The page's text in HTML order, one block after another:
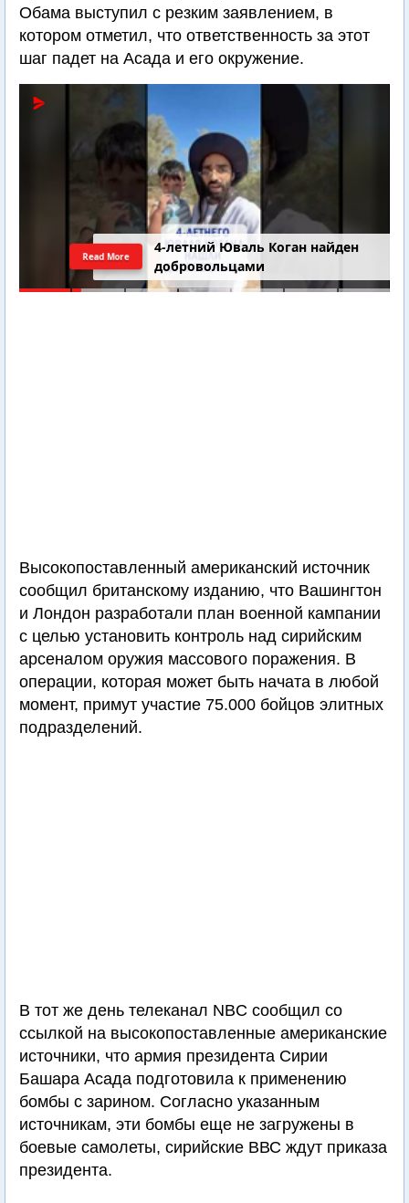
Обама выступил с резким заявлением, в
котором отметил, что ответственность за этот
шаг падет на Асада и его окружение.
4-летний Юваль Коган найден
добровольцами
Read More
Высокопоставленный американский источник
сообщил британскому изданию, что Вашингтон
и Лондон разработали план военной кампании
с целью установить контроль над сирийским
арсеналом оружия массового поражения. В
операции, которая может быть начата в любой
момент, примут участие 75.000 бойцов элитных
подразделений.
В тот же день телеканал NBC сообщил со
ссылкой на высокопоставленные американские
источники, что армия президента Сирии
Башара Асада подготовила к применению
бомбы с зарином. Согласно указанным
источникам, эти бомбы еще не загружены в
боевые самолеты, сирийские ВВС ждут приказа
президента.